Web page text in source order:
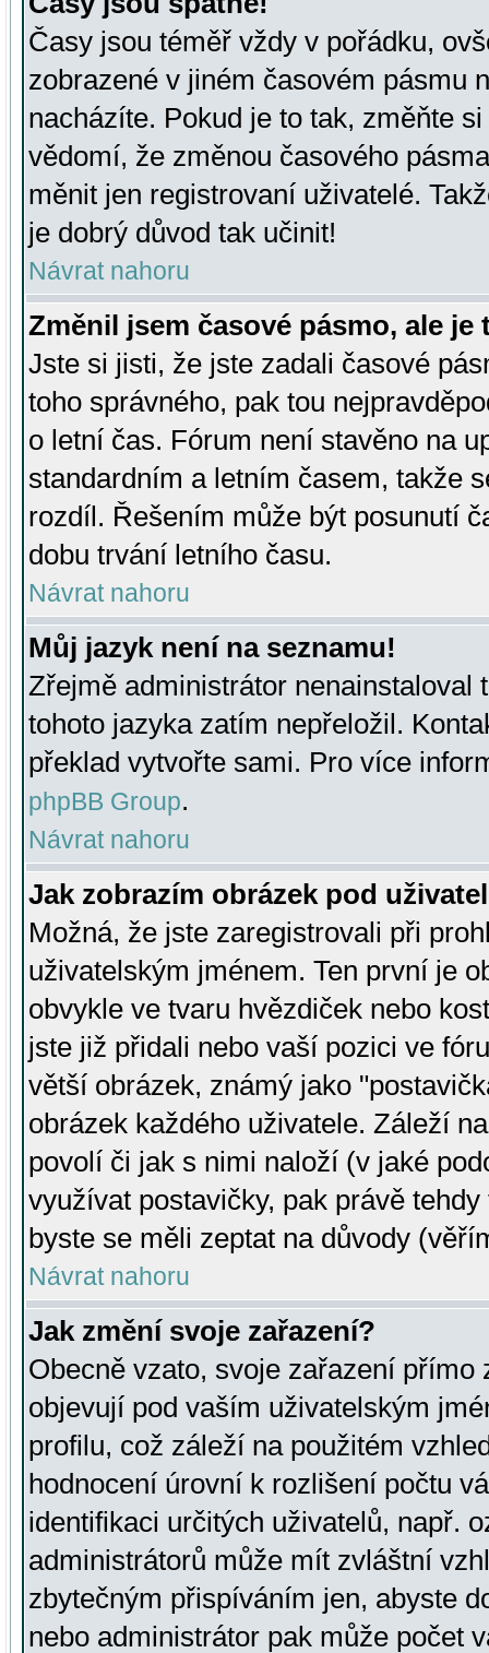
Časy jsou téměř vždy v pořádku,
zobrazené v jiném časovém pásmu
nacházíte. Pokud je to tak, změňte
vědomí, že změnou časového
měnit jen registrovaní uživatelé.
je dobrý důvod tak učinit!
Návrat nahoru
Změnil jsem časové pásmo, ale je
Jste si jisti, že jste zadali časové
toho správného, pak tou
o letní čas. Fórum není stavěno na
standardním a letním časem, takže
rozdíl. Řešením může být posunutí
dobu trvání letního času.
Návrat nahoru
Můj jazyk není na seznamu!
Zřejmě administrátor nenainstaloval
tohoto jazyka zatím nepřeložil.
překlad vytvořte sami. Pro více
phpBB Group.
Návrat nahoru
Jak zobrazím obrázek pod
Možná, že jste zaregistrovali při
uživatelským jménem. Ten první je
obvykle ve tvaru hvězdiček nebo
jste již přidali nebo vaší pozici ve
větší obrázek, známý jako
obrázek každého uživatele. Záleží
povolí či jak s nimi naloží (v jaké
využívat postavičky, pak právě
byste se měli zeptat na důvody
Návrat nahoru
Jak změní svoje zařazení?
Obecně vzato, svoje zařazení přímo
objevují pod vaším uživatelským
profilu, což záleží na použitém
hodnocení úrovní k rozlišení počtu
identifikaci určitých uživatelů, např.
administrátorů může mít zvláštní
zbytečným přispíváním jen, abyste
nebo administrátor pak může počet